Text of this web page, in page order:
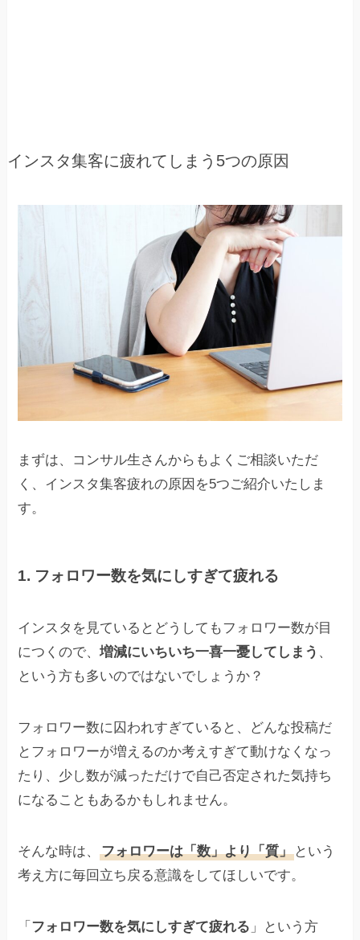
インスタ集客に疲れてしまう5つの原因
まずは、コンサル生さんからもよくご相談いただ
く、インスタ集客疲れの原因を5つご紹介いたしま
す。
1. フォロワー数を気にしすぎて疲れる
インスタを見ているとどうしてもフォロワー数が目
につくので、増減にいちいち一喜一憂してしまう 、
という方も多いのではないでしょうか？
フォロワー数に囚われすぎていると、どんな投稿だ
とフォロワーが増えるのか考えすぎて動けなくなっ
たり、少し数が減っただけで自己否定された気持ち
になることもあるかもしれません。
そんな時は、フォロワーは「数」より「質」 という
考え方に毎回立ち戻る意識をしてほしいです。
「 フォロワー数を気にしすぎて疲れる 」という方